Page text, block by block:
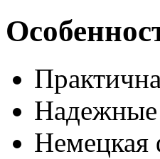
Надежные
Немецкая